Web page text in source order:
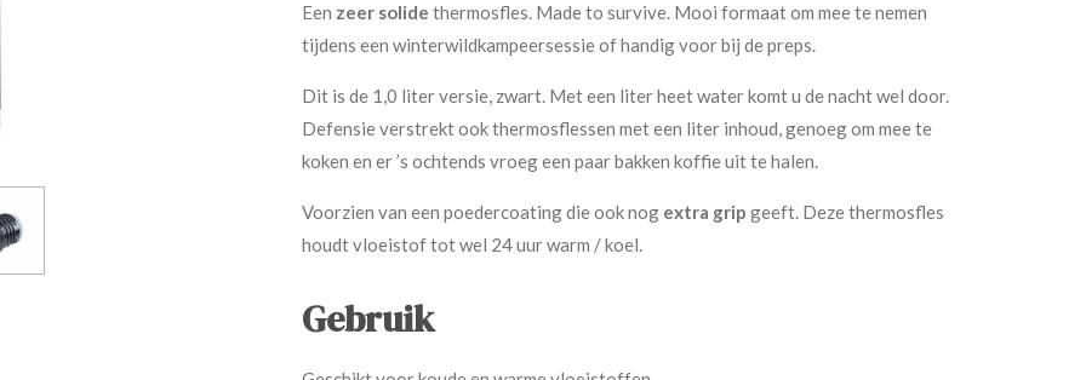
Een zeer solide thermosfles. Made to survive. Mooi formaat om mee te nemen
tijdens een winterwildkampeersessie of handig voor bij de preps.
Dit is de 1,0 liter versie, zwart. Met een liter heet water komt u de nacht wel door.
Defensie verstrekt ook thermosflessen met een liter inhoud, genoeg om mee te
koken en er ’s ochtends vroeg een paar bakken koffie uit te halen.
Voorzien van een poedercoating die ook nog extra grip geeft. Deze thermosfles
houdt vloeistof tot wel 24 uur warm / koel.
Gebruik